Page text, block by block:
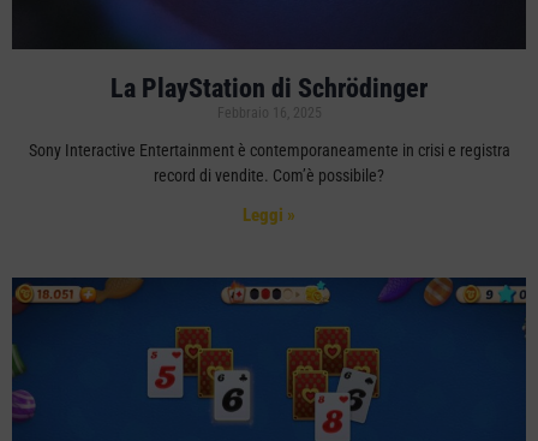
La PlayStation di Schrödinger
Febbraio 16, 2025
Sony Interactive Entertainment è contemporaneamente in crisi e registra
record di vendite. Com’è possibile?
Leggi »